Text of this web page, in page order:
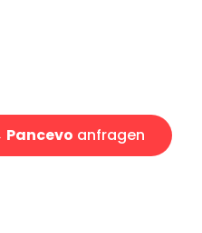
Pancevo anfragen